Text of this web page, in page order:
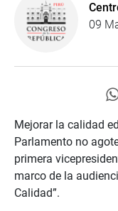
09
Mejorar la calidad
Parlamento no
primera
marco de la
Calidad”.